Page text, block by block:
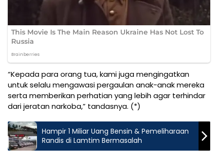
“Kepada para orang tua, kami juga mengingatkan
untuk selalu mengawasi pergaulan anak-anak mereka
serta memberikan perhatian yang lebih agar terhindar
dari jeratan narkoba,” tandasnya. (*)
Hampir 1 Miliar Uang Bensin & Pemeliharaan
Randis di Lamtim Bermasalah